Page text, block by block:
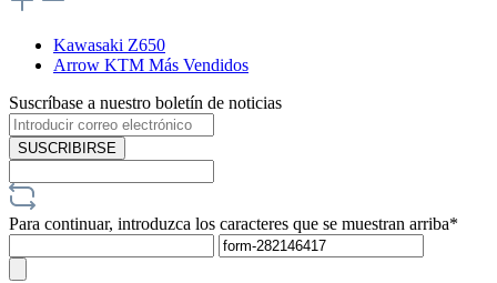
Kawasaki Z650
Arrow KTM Más Vendidos
Suscríbase a nuestro boletín de noticias
SUSCRIBIRSE
Para continuar, introduzca los caracteres que se muestran arriba*